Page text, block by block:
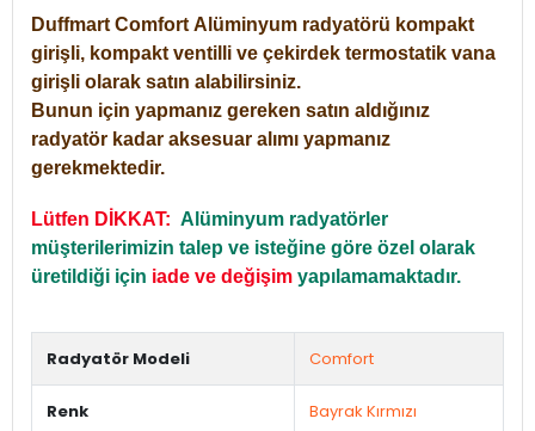
Duffmart Comfort Alüminyum radyatörü kompakt
girişli, kompakt ventilli ve çekirdek termostatik vana
girişli olarak satın alabilirsiniz.
Bunun için yapmanız gereken satın aldığınız
radyatör kadar aksesuar alımı yapmanız
gerekmektedir.
Lütfen DİKKAT: Alüminyum radyatörler
müşterilerimizin talep ve isteğine göre özel olarak
üretildiği için iade ve değişim yapılamamaktadır.
Radyatör Modeli Comfort
Renk Bayrak Kırmızı